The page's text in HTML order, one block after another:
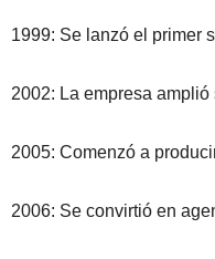
1999: Se lanzó el primer
2002: La empresa
2005: Comenzó a
2006: Se convirtió en